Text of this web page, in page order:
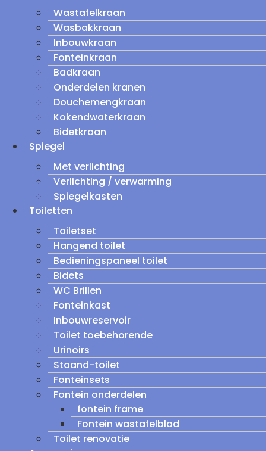
Wastafelkraan
Wasbakkraan
Inbouwkraan
Fonteinkraan
Badkraan
Onderdelen kranen
Douchemengkraan
Kokendwaterkraan
Bidetkraan
Spiegel
Met verlichting
Verlichting / verwarming
Spiegelkasten
Toiletten
Toiletset
Hangend toilet
Bedieningspaneel toilet
Bidets
WC Brillen
Fonteinkast
Inbouwreservoir
Toilet toebehorende
Urinoirs
Staand-toilet
Fonteinsets
Fontein onderdelen
fontein frame
Fontein wastafelblad
Toilet renovatie